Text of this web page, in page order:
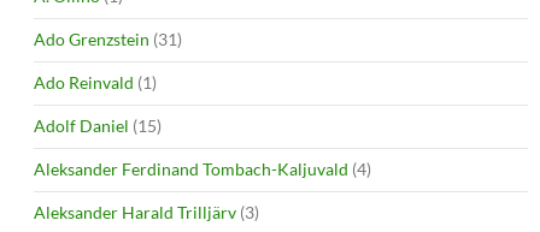
Ado Grenzstein (31)
Ado Reinvald (1)
Adolf Daniel (15)
Aleksander Ferdinand Tombach-Kaljuvald (4)
Aleksander Harald Trilljärv (3)